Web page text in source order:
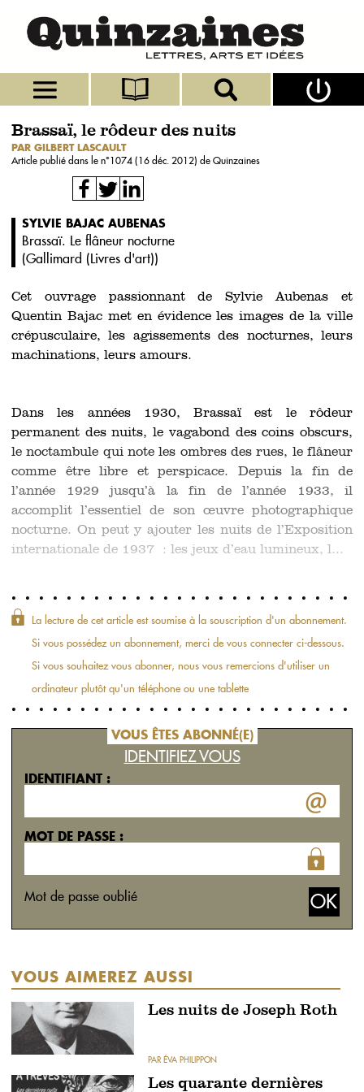
Brassaï, le rôdeur des nuits
PAR GILBERT LASCAULT
Article publié dans le n°1074 (16 déc. 2012) de Quinzaines
SYLVIE BAJAC AUBENAS
Brassaï. Le flâneur nocturne
(Gallimard (Livres d'art))
Cet ouvrage passionnant de Sylvie Aubenas et
Quentin Bajac met en évidence les images de la ville
crépusculaire, les agissements des nocturnes, leurs
machinations, leurs amours.
Dans les années 1930, Brassaï est le rôdeur
permanent des nuits, le vagabond des coins obscurs,
le noctambule qui note les ombres des rues, le flâneur
comme être libre et perspicace. Depuis la fin de
l’année 1929 jusqu’à la fin de l’année 1933, il
accomplit l’essentiel de son œuvre photographique
nocturne. On peut y ajouter les nuits de l’Exposition
internationale de 1937 : les jeux d’eau lumineux, l...
La lecture de cet article est soumise à la souscription d'un abonnement.
Si vous possédez un abonnement, merci de vous connecter ci-dessous.
Si vous souhaitez vous abonner, nous vous remercions d'utiliser un
ordinateur plutôt qu'un téléphone ou une tablette
VOUS ÊTES ABONNÉ(E)
IDENTIFIEZ VOUS
IDENTIFIANT :
MOT DE PASSE :
Mot de passe oublié
VOUS AIMEREZ AUSSI
Les nuits de Joseph Roth
PAR ÉVA PHILIPPON
Les quarante dernières